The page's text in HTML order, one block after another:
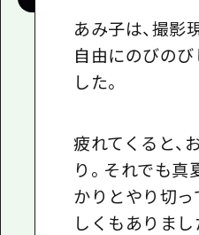
あみ子は、撮影
自由にのびの
した。
疲れてくると、
り。それでも真
かりとやり切
しくもありまし